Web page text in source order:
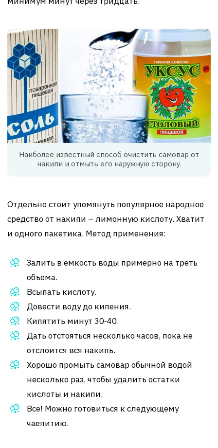
Наиболее известный способ очистить самовар от
накипи и отмыть его наружную сторону.
Отдельно стоит упомянуть популярное народное
средство от накипи – лимонную кислоту. Хватит
и одного пакетика. Метод применения:
Залить в емкость воды примерно на треть
объема.
Всыпать кислоту.
Довести воду до кипения.
Кипятить минут 30-40.
Дать отстояться несколько часов, пока не
отслоится вся накипь.
Хорошо промыть самовар обычной водой
несколько раз, чтобы удалить остатки
кислоты и накипи.
Все! Можно готовиться к следующему
чаепитию.